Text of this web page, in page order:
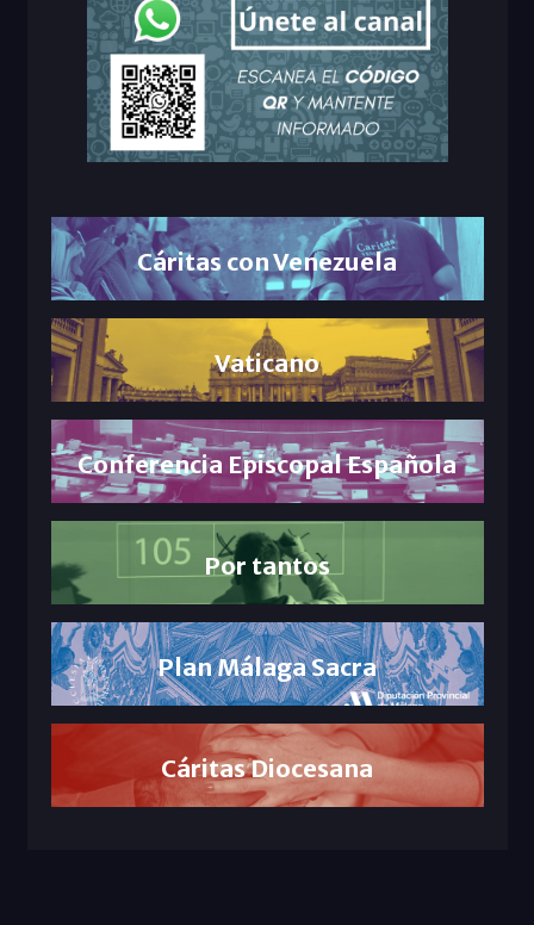
Cáritas con Venezuela
Vaticano
Conferencia Episcopal Española
Por tantos
Plan Málaga Sacra
Cáritas Diocesana